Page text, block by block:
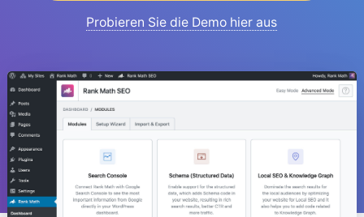
Probieren Sie die Demo hier aus